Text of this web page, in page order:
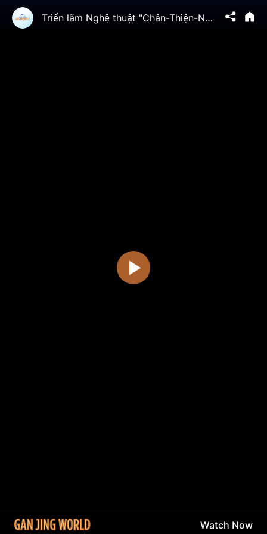
Triển lãm Nghệ thuật "Chân-Thiện-Nhẫn"
Watch Now